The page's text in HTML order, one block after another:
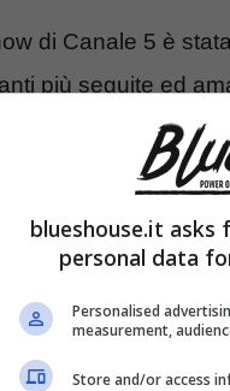
di Canale 5 è
più seguite ed
del disco d’oroda
uscito a
una vera e
blueshouse.it asks
personal data
Personalised
measurement,
Store and/or access